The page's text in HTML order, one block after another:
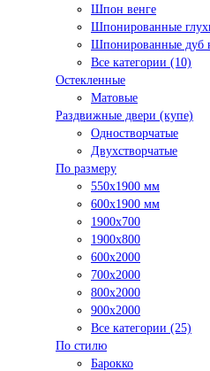
Шпон венге
Шпонированные
Шпонированные дуб
Все категории (10)
Остекленные
Матовые
Раздвижные двери (купе)
Одностворчатые
Двухстворчатые
По размеру
550x1900 мм
600x1900 мм
1900х700
1900х800
600x2000
700x2000
800x2000
900x2000
Все категории (25)
По стилю
Барокко